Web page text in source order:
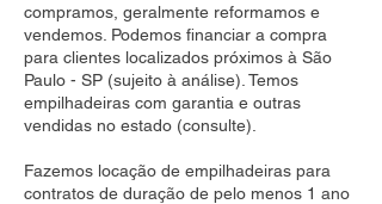
compramos, geralmente reformamos e
vendemos. Podemos financiar a compra
para clientes localizados próximos à São
Paulo - SP (sujeito à análise). Temos
empilhadeiras com garantia e outras
vendidas no estado (consulte).
Fazemos locação de empilhadeiras para
contratos de duração de pelo menos 1 ano